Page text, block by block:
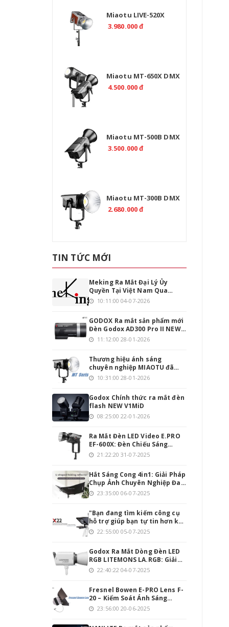
Miaotu LIVE-520X
Professional 520W Bi
3.980.000 đ
Miaotu MT-650X DMX
Professional 650W –
4.500.000 đ
Miaotu MT-500B DMX
Professional 500W Bi
3.500.000 đ
Miaotu MT-300B DMX
Professional 300W Bi
2.680.000 đ
TIN TỨC MỚI
Meking Ra Mắt Đại Lý Ủy
Quyền Tại Việt Nam Qua
Emaily.pro
10:11:00 04-07-2026
GODOX Ra mắt sản phẩm mới
Đèn Godox AD300 Pro II NEW
phiên bản nâng cấp
11:12:00 28-01-2026
Thương hiệu ánh sáng
chuyên nghiệp MIAOTU đã
chính thức đặt chân vào thị
10:31:00 28-01-2026
Godox Chính thức ra mắt đèn
flash NEW V1MiD
08:25:00 22-01-2026
Ra Mắt Đèn LED Video E.PRO
EF-600X: Đèn Chiếu Sáng
Mạnh Mẽ Cho Người Đam Mê
21:22:20 31-07-2025
Hắt Sáng Cong 4in1: Giải Pháp
Chụp Ảnh Chuyên Nghiệp Đa
Năng23:35:00 06-07-2025
"Bạn đang tìm kiếm công cụ
hỗ trợ giúp bạn tự tin hơn khi
thuyết trình hoặc quay
Professionnel 22 Inch chính
là giải pháp hoàn hảo cho
bạn!
22:55:00 05-07-2025
Godox Ra Mắt Dòng Đèn LED
RGB LITEMONS LA.RGB: Giải
Pháp Chiếu Sáng Toàn Diện
22:40:22 04-07-2025
Fresnel Bowen E-PRO Lens F-
20 – Kiểm Soát Ánh Sáng
Chính Xác, Tối Ưu Hóa Quay
23:56:00 20-06-2025